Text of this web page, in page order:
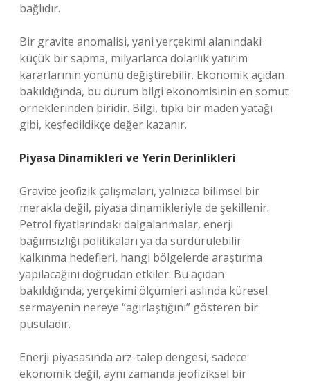
bağlıdır.
Bir gravite anomalisi, yani yerçekimi alanındaki
küçük bir sapma, milyarlarca dolarlık yatırım
kararlarının yönünü değiştirebilir. Ekonomik açıdan
bakıldığında, bu durum bilgi ekonomisinin en somut
örneklerinden biridir. Bilgi, tıpkı bir maden yatağı
gibi, keşfedildikçe değer kazanır.
Piyasa Dinamikleri ve Yerin Derinlikleri
Gravite jeofizik çalışmaları, yalnızca bilimsel bir
merakla değil, piyasa dinamikleriyle de şekillenir.
Petrol fiyatlarındaki dalgalanmalar, enerji
bağımsızlığı politikaları ya da sürdürülebilir
kalkınma hedefleri, hangi bölgelerde araştırma
yapılacağını doğrudan etkiler. Bu açıdan
bakıldığında, yerçekimi ölçümleri aslında küresel
sermayenin nereye “ağırlaştığını” gösteren bir
pusuladır.
Enerji piyasasında arz-talep dengesi, sadece
ekonomik değil, aynı zamanda jeofiziksel bir